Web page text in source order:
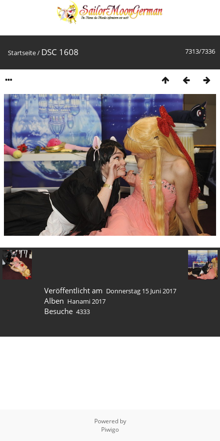
7313/7336
Startseite/ DSC 1608
Veröffentlicht am Donnerstag 15 Juni 2017
Alben Hanami 2017
Besuche 4333
Powered by
Piwigo